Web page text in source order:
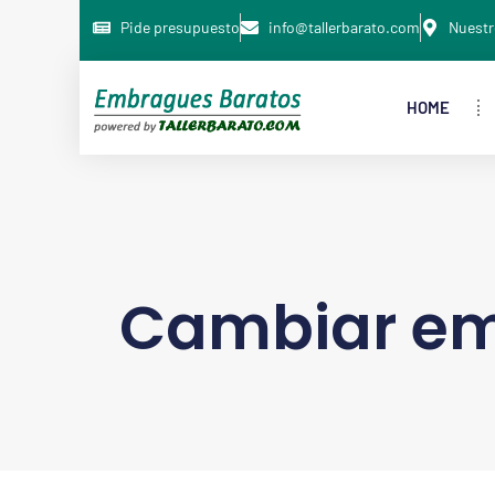
Pide presupuesto info@tallerbarato.com
HOME
Cambiar